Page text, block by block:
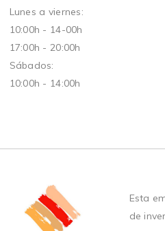
Lunes a viernes:
10:00h - 14-00h
17:00h - 20:00h
Sábados:
10:00h - 14:00h
Esta
de